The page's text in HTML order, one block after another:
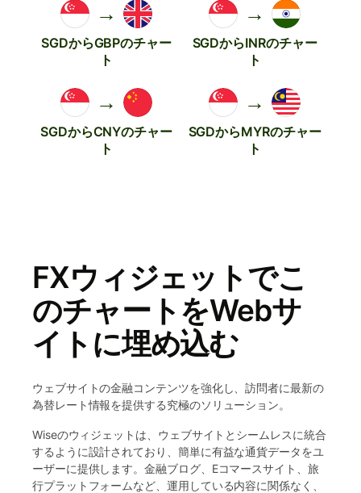
→
SGDからGBPのチャー
ト
→
SGDからINRのチャー
ト
→
SGDからCNYのチャー
ト
→
SGDからMYRのチャー
ト
FXウィジェットでこ
のチャートをWebサ
イトに埋め込む
ウェブサイトの金融コンテンツを強化し、訪問者に最新の
為替レート情報を提供する究極のソリューション。
Wiseのウィジェットは、ウェブサイトとシームレスに統合
するように設計されており、簡単に有益な通貨データをユ
ーザーに提供します。金融ブログ、Eコマースサイト、旅
行プラットフォームなど、運用している内容に関係なく、